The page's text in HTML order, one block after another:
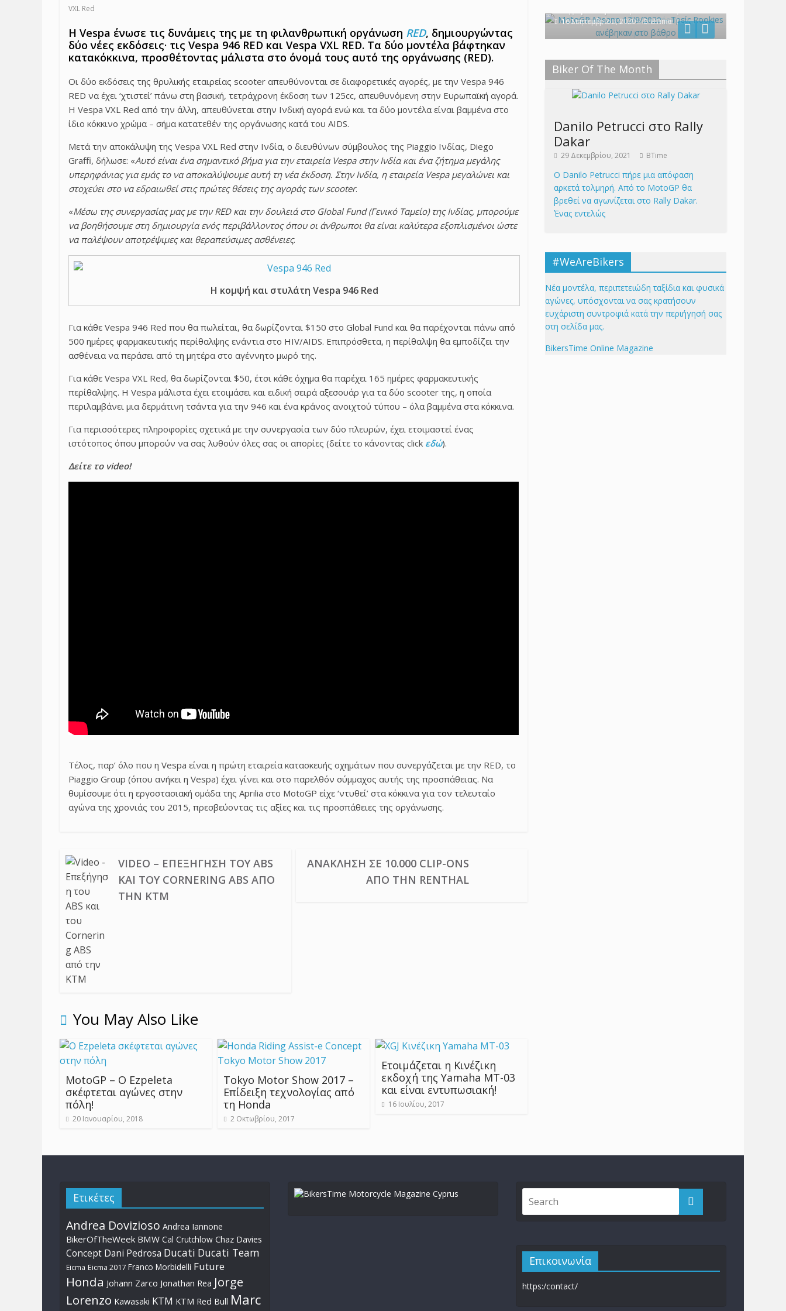
VXL Red
Η Vespa ένωσε τις δυνάμεις της με τη φιλανθρωπική οργάνωση RED, δημιουργώντας
δύο νέες εκδόσεις· τις Vespa 946 RED και Vespa VXL RED. Τα δύο μοντέλα βάφτηκαν
κατακόκκινα, προσθέτοντας μάλιστα στο όνομά τους αυτό της οργάνωσης (RED).
Οι δύο εκδόσεις της θρυλικής εταιρείας scooter απευθύνονται σε διαφορετικές αγορές, με την Vespa 946
RED να έχει ‘χτιστεί’ πάνω στη βασική, τετράχρονη έκδοση των 125cc, απευθυνόμενη στην Ευρωπαϊκή αγορά.
Η Vespa VXL Red από την άλλη, απευθύνεται στην Ινδική αγορά ενώ και τα δύο μοντέλα είναι βαμμένα στο
ίδιο κόκκινο χρώμα – σήμα κατατεθέν της οργάνωσης κατά του AIDS.
Μετά την αποκάλυψη της Vespa VXL Red στην Ινδία, ο διευθύνων σύμβουλος της Piaggio Ινδίας, Diego
Graffi, δήλωσε: «Αυτό είναι ένα σημαντικό βήμα για την εταιρεία Vespa στην Ινδία και ένα ζήτημα μεγάλης
υπερηφάνιας για εμάς το να αποκαλύψουμε αυτή τη νέα έκδοση. Στην Ινδία, η εταιρεία Vespa μεγαλώνει και
στοχεύει στο να εδραιωθεί στις πρώτες θέσεις της αγοράς των scooter.
«Μέσω της συνεργασίας μας με την RED και την δουλειά στο Global Fund (Γενικό Ταμείο) της Ινδίας, μπορούμε
να βοηθήσουμε στη δημιουργία ενός περιβάλλοντος όπου οι άνθρωποι θα είναι καλύτερα εξοπλισμένοι ώστε
να παλέψουν αποτρέψιμες και θεραπεύσιμες ασθένειες.
Η κομψή και στυλάτη Vespa 946 Red
Για κάθε Vespa 946 Red που θα πωλείται, θα δωρίζονται $150 στο Global Fund και θα παρέχονται πάνω από
500 ημέρες φαρμακευτικής περίθαλψης ενάντια στο HIV/AIDS. Επιπρόσθετα, η περίθαλψη θα εμποδίζει την
ασθένεια να περάσει από τη μητέρα στο αγέννητο μωρό της.
Για κάθε Vespa VXL Red, θα δωρίζονται $50, έτσι κάθε όχημα θα παρέχει 165 ημέρες φαρμακευτικής
περίθαλψης. Η Vespa μάλιστα έχει ετοιμάσει και ειδική σειρά αξεσουάρ για τα δύο scooter της, η οποία
περιλαμβάνει μια δερμάτινη τσάντα για την 946 και ένα κράνος ανοιχτού τύπου – όλα βαμμένα στα κόκκινα.
Για περισσότερες πληροφορίες σχετικά με την συνεργασία των δύο πλευρών, έχει ετοιμαστεί ένας
ιστότοπος όπου μπορούν να σας λυθούν όλες σας οι απορίες (δείτε το κάνοντας click εδώ).
Δείτε το video!
Τέλος, παρ’ όλο που η Vespa είναι η πρώτη εταιρεία κατασκευής οχημάτων που συνεργάζεται με την RED, το
Piaggio Group (όπου ανήκει η Vespa) έχει γίνει και στο παρελθόν σύμμαχος αυτής της προσπάθειας. Να
θυμίσουμε ότι η εργοστασιακή ομάδα της Aprilia στο MotoGP είχε ‘ντυθεί’ στα κόκκινα για τον τελευταίο
αγώνα της χρονιάς του 2015, πρεσβεύοντας τις αξίες και τις προσπάθειες της οργάνωσης.
VIDEO – ΕΠΕΞΉΓΗΣΗ ΤΟΥ ABS
ΚΑΙ ΤΟΥ CORNERING ABS ΑΠΌ
ΤΗΝ KTM
ΑΝΆΚΛΗΣΗ ΣΕ 10.000 CLIP-ONS
ΑΠΌ ΤΗΝ RENTHAL
You May Also Like
MotoGP – Ο Ezpeleta
σκέφτεται αγώνες στην
πόλη!
20 Ιανουαρίου, 2018
Tokyo Motor Show 2017 –
Επίδειξη τεχνολογίας από
τη Honda
2 Οκτωβρίου, 2017
Ετοιμάζεται η Κινέζικη
εκδοχή της Yamaha MT-03
και είναι εντυπωσιακή!
16 Ιουλίου, 2017
16 Σεπτεμβρίου, 2020 BTime
19 Μαρτίου, 2018 BikersTime Team
Biker Of The Month
Danilo Petrucci στο Rally
Dakar
29 Δεκεμβρίου, 2021 BTime
Ο Danilo Petrucci πήρε μια απόφαση
αρκετά τολμηρή. Από το MotoGP θα
βρεθεί να αγωνίζεται στο Rally Dakar.
Ένας εντελώς
#WeAreBikers
Νέα μοντέλα, περιπετειώδη ταξίδια και φυσικά
αγώνες, υπόσχονται να σας κρατήσουν
ευχάριστη συντροφιά κατά την περιήγησή σας
στη σελίδα μας.
BikersTime Online Magazine
Ετικέτες
Andrea Dovizioso Andrea Iannone
BikerOfTheWeek BMW Cal Crutchlow Chaz Davies
Concept Dani Pedrosa Ducati Ducati Team
Eicma Eicma 2017 Franco Morbidelli Future
Honda Johann Zarco Jonathan Rea Jorge
Lorenzo Kawasaki KTM KTM Red Bull Marc
Επικοινωνία
https:/contact/